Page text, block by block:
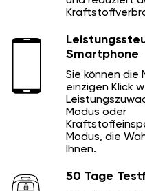
Smartphone
Sie können die
einzigen Klick
Modus oder
Modus, die
Ihnen.
50 Tage